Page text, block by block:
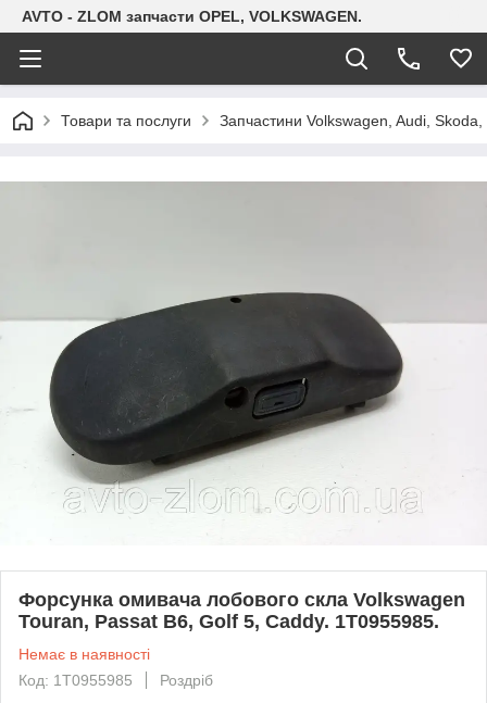
AVTO - ZLOM запчасти OPEL, VOLKSWAGEN.
Товари та послуги Запчастини Volkswagen, Audi, Skoda,
Форсунка омивача лобового скла Volkswagen
Touran, Passat B6, Golf 5, Caddy. 1T0955985.
Немає в наявності
Код: 1T0955985
Роздріб